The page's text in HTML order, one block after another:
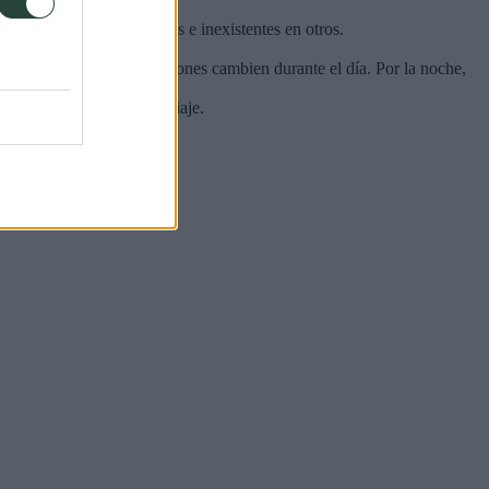
en algunos lugares e inexistentes en otros.
física.
caso de qué las condiciones cambien durante el día. Por la noche,
disfrutar más del viaje.